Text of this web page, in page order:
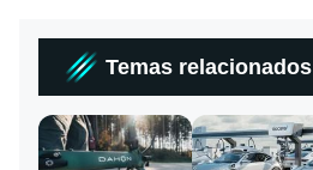
Temas relacionados